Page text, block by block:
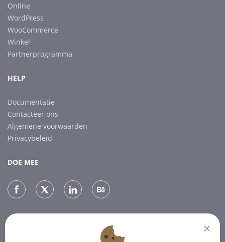
Online
WordPress
WooCommerce
Winkel
Partnerprogramma
HELP
Documentatie
Contacteer ons
Algemene voorwaarden
Privacybeleid
DOE MEE